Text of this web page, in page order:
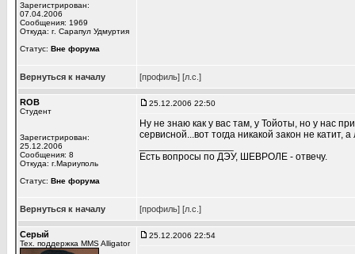
Зарегистрирован:
07.04.2006
Сообщения: 1969
Откуда: г. Сарапул Удмуртия
Статус: Вне форума
Вернуться к началу [профиль] [л.с.]
ROB
Студент
Зарегистрирован:
25.12.2006
Сообщения: 8
Откуда: г.Мариуполь
Статус: Вне форума
25.12.2006 22:50
Ну не знаю как у вас там, у Тойоты, но у нас
сервисной...вот тогда никакой закон не катит,
Есть вопросы по ДЭУ, ШЕВРОЛЕ - отвечу.
Вернуться к началу [профиль] [л.с.]
Серый
Тех. поддержка MMS Alligator
25.12.2006 22:54